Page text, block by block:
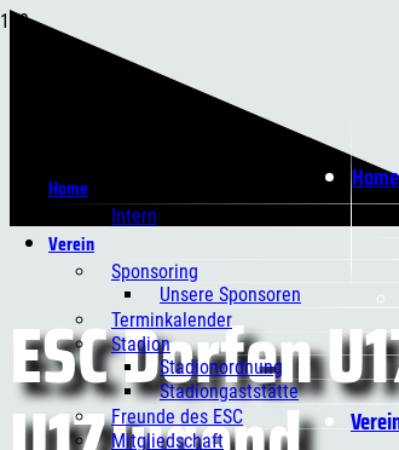
Home
Home
Intern
Verein
Sponsoring
Unsere Sponsoren
Terminkalender
Stadion
Stadionordnung
Stadiongaststätte
Freunde des ESC
Mitgliedschaft
ESC Dorfen